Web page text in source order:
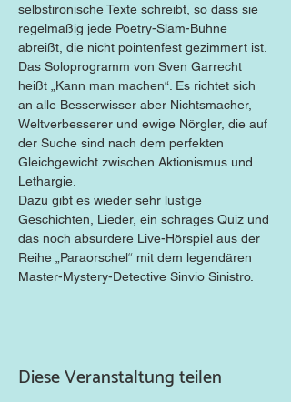
selbstironische Texte schreibt, so dass sie
regelmäßig jede Poetry-Slam-Bühne
abreißt, die nicht pointenfest gezimmert ist.
Das Soloprogramm von Sven Garrecht
heißt „Kann man machen“. Es richtet sich
an alle Besserwisser aber Nichtsmacher,
Weltverbesserer und ewige Nörgler, die auf
der Suche sind nach dem perfekten
Gleichgewicht zwischen Aktionismus und
Lethargie.
Dazu gibt es wieder sehr lustige
Geschichten, Lieder, ein schräges Quiz und
das noch absurdere Live-Hörspiel aus der
Reihe „Paraorschel“ mit dem legendären
Master-Mystery-Detective Sinvio Sinistro.
Diese Veranstaltung teilen